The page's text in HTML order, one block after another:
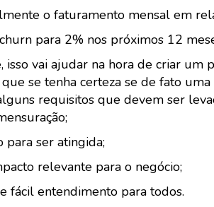
o faturamento mensal em
para 2% nos próximos 12
isso vai ajudar na hora de criar
se tenha certeza se de fato
requisitos que devem ser
para ser atingida;
relevante para o negócio;
fácil entendimento para todos.